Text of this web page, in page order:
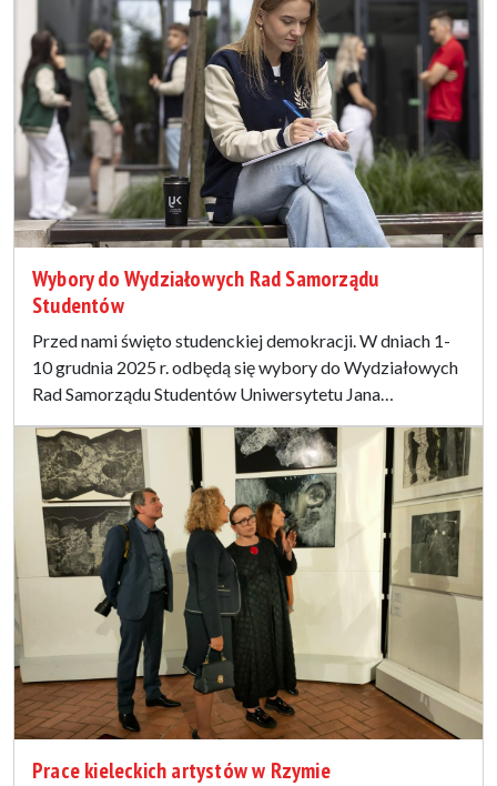
Wybory do Wydziałowych Rad Samorządu
Studentów
Przed nami święto studenckiej demokracji. W dniach 1-
10 grudnia 2025 r. odbędą się wybory do Wydziałowych
Rad Samorządu Studentów Uniwersytetu Jana…
Prace kieleckich artystów w Rzymie